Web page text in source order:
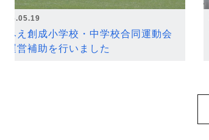
2026.05.19
なみえ創成小学校・中学校合同運動会
の運営補助を行いました